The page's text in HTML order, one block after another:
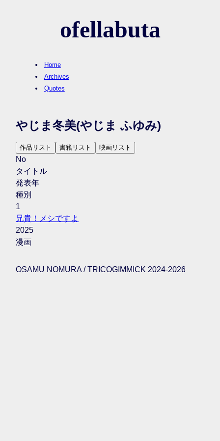
ofellabuta
Home
Archives
Quotes
やじま冬美(やじま ふゆみ)
作品リスト 書籍リスト 映画リスト
No
タイトル
発表年
種別
1
兄貴！メシですよ
2025
漫画
OSAMU NOMURA / TRICOGIMMICK 2024-2026